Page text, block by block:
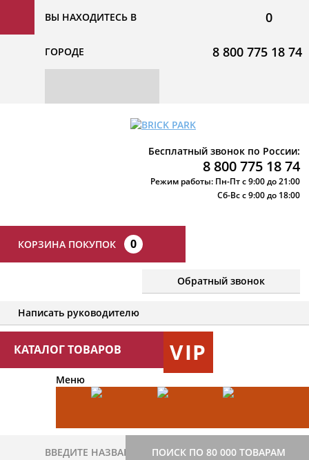
ВЫ НАХОДИТЕСЬ В
ГОРОДЕ
0
8 800 775 18 74
Бесплатный звонок по России:
8 800 775 18 74
Режим работы: Пн-Пт с 9:00 до 21:00
Сб-Вс с 9:00 до 18:00
КОРЗИНА ПОКУПОК 0
Обратный звонок
Написать руководителю
КАТАЛОГ ТОВАРОВ VIP
Меню
ПОИСК ПО 80 000 ТОВАРАМ